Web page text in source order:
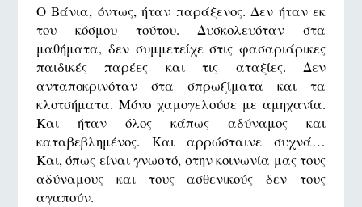
Ο Βάνια, όντως, ήταν παράξενος. Δεν ήταν εκ
του κόσμου τούτου. Δυσκολευόταν στα
μαθήματα, δεν συμμετείχε στις φασαριάρικες
παιδικές παρέες και τις αταξίες. Δεν
ανταποκρινόταν στα σπρωξίματα και τα
κλοτσήματα. Μόνο χαμογελούσε με αμηχανία.
Και ήταν όλος κάπως αδύναμος και
καταβεβλημένος. Και αρρώσταινε συχνά…
Και, όπως είναι γνωστό, στην κοινωνία μας τους
αδύναμους και τους ασθενικούς δεν τους
αγαπούν.